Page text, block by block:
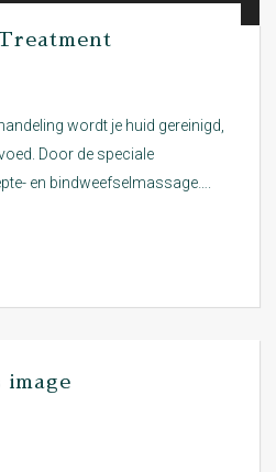
wordt je huid gereinigd,
Door de speciale
en bindweefselmassage….
image